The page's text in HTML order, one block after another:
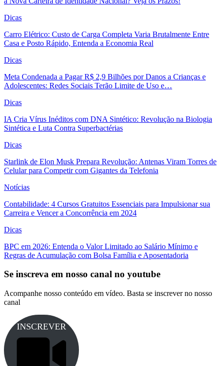
Dicas
Carro Elétrico: Custo de Carga Completa Varia Brutalmente Entre
Casa e Posto Rápido, Entenda a Economia Real
Dicas
Meta Condenada a Pagar R$ 2,9 Bilhões por Danos a Crianças e
Adolescentes: Redes Sociais Terão Limite de Uso e…
Dicas
IA Cria Vírus Inéditos com DNA Sintético: Revolução na Biologia
Sintética e Luta Contra Superbactérias
Dicas
Starlink de Elon Musk Prepara Revolução: Antenas Viram Torres de
Celular para Competir com Gigantes da Telefonia
Notícias
Contabilidade: 4 Cursos Gratuitos Essenciais para Impulsionar sua
Carreira e Vencer a Concorrência em 2024
Dicas
BPC em 2026: Entenda o Valor Limitado ao Salário Mínimo e
Regras de Acumulação com Bolsa Família e Aposentadoria
Se inscreva em nosso canal no youtube
Acompanhe nosso conteúdo em vídeo. Basta se inscrever no nosso
canal
INSCREVER